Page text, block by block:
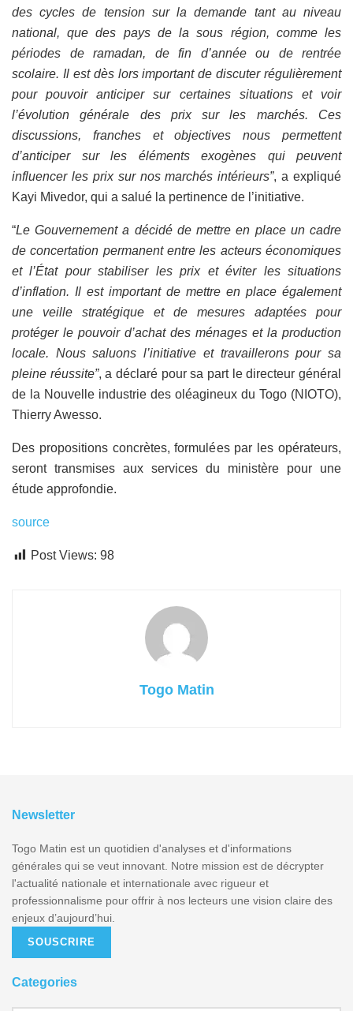
des cycles de tension sur la demande tant au niveau
national, que des pays de la sous région, comme les
périodes de ramadan, de fin d’année ou de rentrée
scolaire. Il est dès lors important de discuter régulièrement
pour pouvoir anticiper sur certaines situations et voir
l’évolution générale des prix sur les marchés. Ces
discussions, franches et objectives nous permettent
d’anticiper sur les éléments exogènes qui peuvent
influencer les prix sur nos marchés intérieurs”, a expliqué
Kayi Mivedor, qui a salué la pertinence de l’initiative.
“Le Gouvernement a décidé de mettre en place un cadre
de concertation permanent entre les acteurs économiques
et l’État pour stabiliser les prix et éviter les situations
d’inflation. Il est important de mettre en place également
une veille stratégique et de mesures adaptées pour
protéger le pouvoir d’achat des ménages et la production
locale. Nous saluons l’initiative et travaillerons pour sa
pleine réussite”, a déclaré pour sa part le directeur général
de la Nouvelle industrie des oléagineux du Togo (NIOTO),
Thierry Awesso.
Des propositions concrètes, formulées par les opérateurs,
seront transmises aux services du ministère pour une
étude approfondie.
source
Post Views: 98
Togo Matin
Newsletter
Togo Matin est un quotidien d'analyses et d'informations
générales qui se veut innovant. Notre mission est de décrypter
l'actualité nationale et internationale avec rigueur et
professionnalisme pour offrir à nos lecteurs une vision claire des
enjeux d’aujourd’hui.
SOUSCRIRE
Categories